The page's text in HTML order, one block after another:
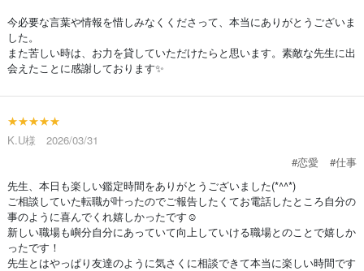
今必要な言葉や情報を惜しみなくくださって、本当にありがとうございま
した。
また苦しい時は、お力を貸していただけたらと思います。素敵な先生に出
会えたことに感謝しております✨
★★★★★
K.U様 2026/03/31
#恋愛
#仕事
先生、本日も楽しい鑑定時間をありがとうございました(*^^*)
ご相談していた転職が叶ったのでご報告したくてお電話したところ自分の
事のように喜んでくれ嬉しかったです☺️
新しい職場も嶼分自分にあっていて向上していける職場とのことで嬉しか
ったです！
先生とはやっぱり友達のように気さくに相談できて本当に楽しい時間です